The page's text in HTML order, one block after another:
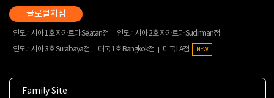
인도네시아 1호 자카르타 Selatan점
인도네시아 2호 자카르타 Sudirman점
인도네시아 3호 Surabaya점
태국 1호 Bangkok점 미국 LA점 NEW
Family Site